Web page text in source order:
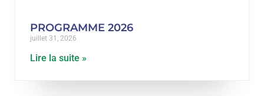
PROGRAMME 2026
juillet 31, 2026
Lire la suite »